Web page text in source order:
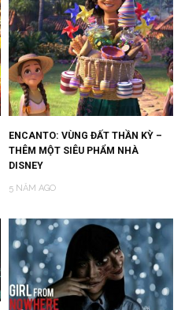
ENCANTO: VÙNG ĐẤT THẦN KỲ –
THÊM MỘT SIÊU PHẨM NHÀ
DISNEY
5 NĂM AGO